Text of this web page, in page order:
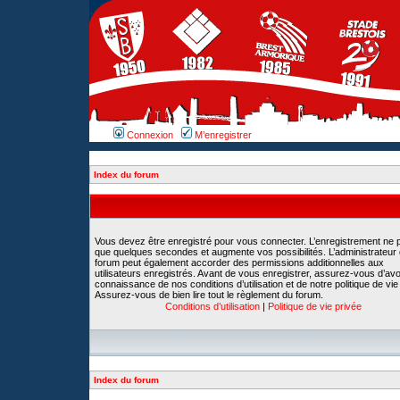
Connexion M’enregistrer
Index du forum
Vous devez être enregistré pour vous connecter. L’enregistrement ne
que quelques secondes et augmente vos possibilités. L’administrateur
forum peut également accorder des permissions additionnelles aux
utilisateurs enregistrés. Avant de vous enregistrer, assurez-vous
connaissance de nos conditions d’utilisation et de notre politique de
Assurez-vous de bien lire tout le règlement du forum.
Conditions d’utilisation | Politique de vie privée
Index du forum